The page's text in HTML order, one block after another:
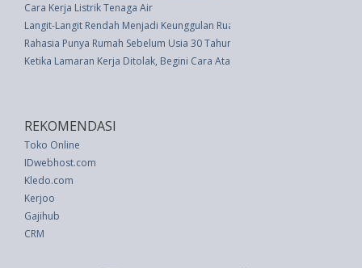
Cara Kerja Listrik Tenaga Air
Langit-Langit Rendah Menjadi Keunggulan Ruang Tamu Cozy
Rahasia Punya Rumah Sebelum Usia 30 Tahun
Ketika Lamaran Kerja Ditolak, Begini Cara Atasi Kekecewaan
REKOMENDASI
Toko Online
IDwebhost.com
Kledo.com
Kerjoo
Gajihub
CRM